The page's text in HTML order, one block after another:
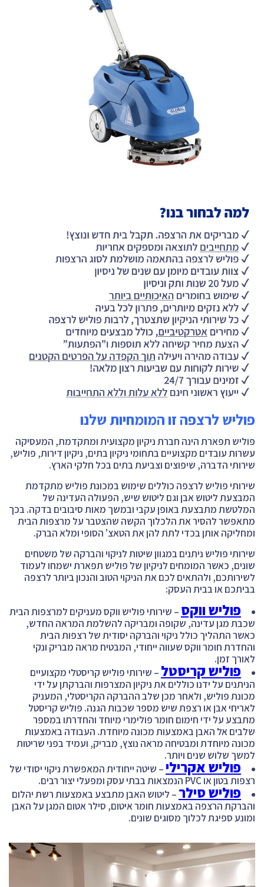
פוליש לרצפה זו המומחיות שלנו
פוליש תפארת הינה חברת ניקיון מקצועית ומתקדמת, המעסיקה
עשרות עובדים מקצועיים בתחומי ניקיון בתים, ניקיון דירות, פוליש,
שירותי הדברה, שיפוצים וצביעת בתים בכל חלקי הארץ.
שירותי פוליש לרצפה כוללים שימוש במכונת פוליש מתקדמת
המבצעת ליטוש אבן וגם ליטוש שיש, הפעולה העדינה של
המלטשת מתבצעת באופן עקבי ובמשך מאות סיבובים בדקה. בכך
מתאפשר להסיר את הלכלוך הקשה שהצטבר על מרצפות הבית
ומחליקה אותן בכדי לתת להן את הטאצ’ הסופי ומלא הברק.
שירותי פוליש ניתנים במגוון שיטות לניקוי והברקה של משטחים
שונים, כאשר המומחים לניקיון של פוליש תפארת ישמחו לעמוד
לשירותכם, ולהתאים לכם את הניקוי הטוב והנכון ביותר לרצפה
בביתכם או בבית העסק:
פוליש ווקס – שירותי פוליש ווקס מעניקים למרצפות הבית
שכבת מגן עדינה, שקופה ומבריקה להשלמת המראה החדש,
כאשר התהליך כולל ניקוי והברקה יסודית של רצפות הבית
והחדרת חומר ווקס שעווה ייחודי, המבטיח מראה מבריק ונקי
לאורך זמן.
פוליש קריסטל – שירותי פוליש קריסטלי מקצועיים
הניתנים על ידנו כוללים את ניקיון המצרפות והברקתן על ידי
מכונת פוליש, ולאחר מכן שלב ההברקה הקריסטלי, המעניק
לאריחי אבן או רצפת שיש מספר שכבות הגנה. פוליש קריסטל
מתבצע על ידי חימום חומר פולימרי מיוחד והחדרתו במספר
שלבים אל האבן באמצעות מכונה מיוחדת. העבודה באמצעות
מכונה מיוחדת ומבטיחה מראה נוצץ, מבריק, ועמיד בפני שריטות
למשך שלוש שנים ויותר.
פוליש אקרילי– שיטה ייחודית המאפשרת ניקוי יסודי של
רצפות בטון או PVC הנמצאות בבתי עסק ומפעלי יצור רבים.
פוליש סילר – ליטוש האבן מתבצע באמצעות רשת יהלום
והברקת הרצפה באמצעות חומר איטום, סילר אטום המגן על האבן
ומונע ספיגת לכלוך מסוגים שונים.